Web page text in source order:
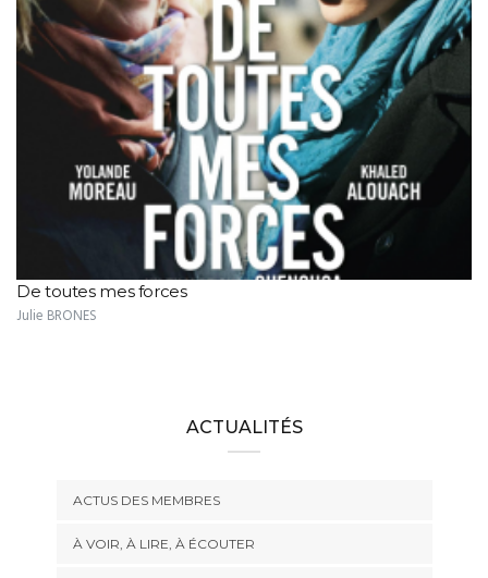
De toutes mes forces
Julie BRONES
ACTUALITÉS
ACTUS DES MEMBRES
À VOIR, À LIRE, À ÉCOUTER